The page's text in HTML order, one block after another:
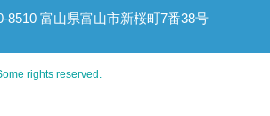
富山県富山市新桜町7番38号
rights reserved.